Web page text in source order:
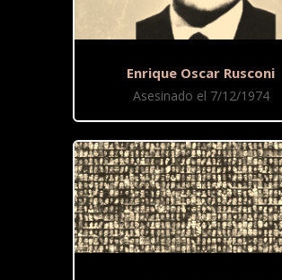
Enrique Oscar Rusconi
Asesinado el 7/12/1974